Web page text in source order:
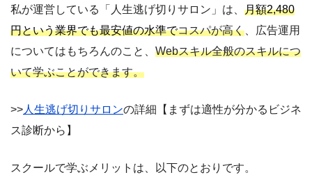
私が運営している「人生逃げ切りサロン」は、 月額2,480
円という業界でも最安値の水準でコスパが高く 、広告運用
についてはもちろんのこと、 Webスキル全般のスキルにつ
いて学ぶことができます。
>>人生逃げ切りサロンの詳細【まずは適性が分かるビジネ
ス診断から】
スクールで学ぶメリットは、以下のとおりです。